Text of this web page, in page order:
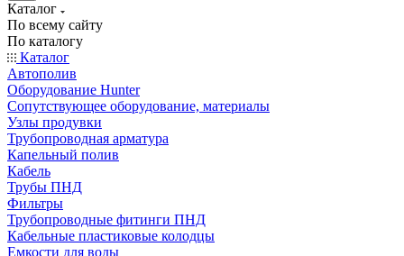
Каталог
По всему сайту
По каталогу
Каталог
Автополив
Оборудование Hunter
Сопутствующее оборудование, материалы
Узлы продувки
Трубопроводная арматура
Капельный полив
Кабель
Трубы ПНД
Фильтры
Трубопроводные фитинги ПНД
Кабельные пластиковые колодцы
Емкости для воды